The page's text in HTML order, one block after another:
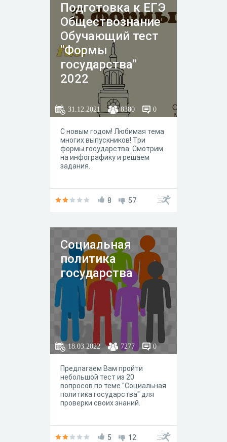
Подготовка к ЕГЭ
Обществознание
Обучающий тест
"Формы
государства"
2022
31.12.2021 8380 0
С новым годом! Любимая тема
многих выпускников! Три
формы государства. Смотрим
на инфографику и решаем
задания.
8 57
Социальная
политика
государства
18.03.2022 7277 0
Предлагаем Вам пройти
небольшой тест из 20
вопросов по теме "Социальная
политика государства" для
проверки своих знаний.
5 12